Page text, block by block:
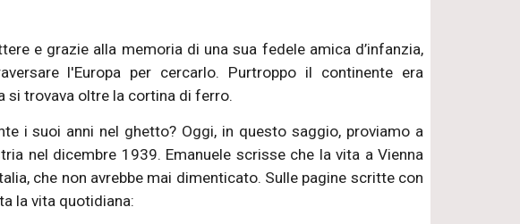
e grazie alla memoria di una sua fedele amica d’infanzia,
l'Europa per cercarlo. Purtroppo il continente era
si trovava oltre la cortina di ferro.
i suoi anni nel ghetto? Oggi, in questo saggio, proviamo a
nel dicembre 1939. Emanuele scrisse che la vita a Vienna
che non avrebbe mai dimenticato. Sulle pagine scritte con
la vita quotidiana: